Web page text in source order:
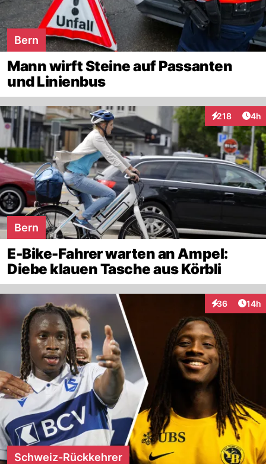
Bern
Mann wirft Steine auf Passanten
und Linienbus
218
Interaktionen
4h
Bern
E-Bike-Fahrer warten an Ampel:
Diebe klauen Tasche aus Körbli
36
Interaktionen
14h
Schweiz-Rückkehrer